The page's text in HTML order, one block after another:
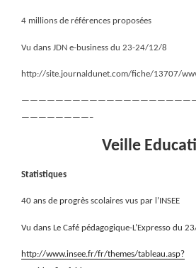
4 millions de références proposées
Vu dans JDN e-business du 23-24/12/8
http://site.journaldunet.com/fiche/13707/
————————–
Veille
Statistiques
40 ans de progrès scolaires vus par l’INSEE
Vu dans Le Café pédagogique-L’Expresso du
http://www.insee.fr/fr/themes/tableau.asp?